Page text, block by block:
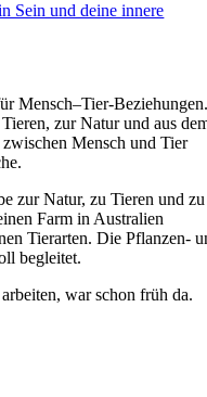
Sein und deine innere
Mensch–Tier-Beziehungen.
zur Natur und aus
Mensch und Tier
zur Natur, zu Tieren und
Farm in Australien
Tierarten. Die Pflanzen-
begleitet.
war schon früh da.